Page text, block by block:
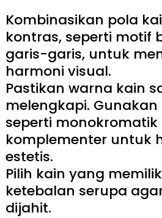
Kombinasikan pola
kontras, seperti motif
garis-garis, untuk
harmoni visual.
Pastikan warna kain
melengkapi.
seperti
komplementer untuk
estetis.
Pilih kain yang
ketebalan serupa
dijahit.